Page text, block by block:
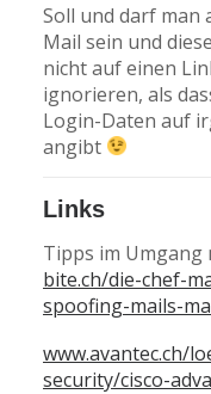
Soll und darf man
Mail sein und
nicht auf einen
ignorieren, als
Login-Daten auf
angibt
Links
Tipps im Umgang
bite.ch/die-chef-
spoofing-mails-
www.avantec.ch/
security/cisco-